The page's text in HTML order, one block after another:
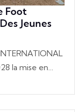
Foot
Jeunes
la mise en…